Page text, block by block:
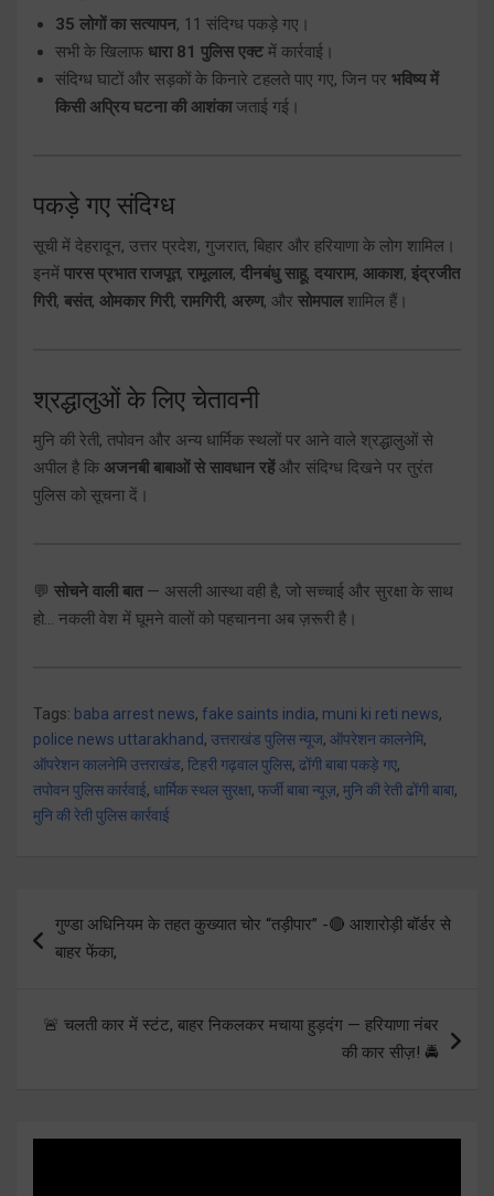
35 लोगों का सत्यापन, 11 संदिग्ध पकड़े गए।
सभी के खिलाफ धारा 81 पुलिस एक्ट में कार्रवाई।
संदिग्ध घाटों और सड़कों के किनारे टहलते पाए गए, जिन पर भविष्य में
किसी अप्रिय घटना की आशंकाजताई गई।
पकड़े गए संदिग्ध
सूची में देहरादून, उत्तर प्रदेश, गुजरात, बिहार और हरियाणा के लोग शामिल।
इनमें पारस प्रभात राजपूत, रामूलाल, दीनबंधु साहू, दयाराम, आकाश, इंद्रजीत
गिरी, बसंत, ओमकार गिरी, रामगिरी, अरुण, और सोमपालशामिल हैं।
श्रद्धालुओं के लिए चेतावनी
मुनि की रेती, तपोवन और अन्य धार्मिक स्थलों पर आने वाले श्रद्धालुओं से
अपील है कि अजनबी बाबाओं से सावधान रहेंऔर संदिग्ध दिखने पर तुरंत
पुलिस को सूचना दें।
💬 सोचने वाली बात— असली आस्था वही है, जो सच्चाई और सुरक्षा के साथ
हो… नकली वेश में घूमने वालों को पहचानना अब ज़रूरी है।
Tags: baba arrest news, fake saints india, muni ki reti news,
police news uttarakhand, उत्तराखंड पुलिस न्यूज, ऑपरेशन कालनेमि,
ऑपरेशन कालनेमि उत्तराखंड, टिहरी गढ़वाल पुलिस, ढोंगी बाबा पकड़े गए,
तपोवन पुलिस कार्रवाई, धार्मिक स्थल सुरक्षा, फर्जी बाबा न्यूज़, मुनि की रेती ढोंगी बाबा,
मुनि की रेती पुलिस कार्रवाई
navigation
गुण्डा अधिनियम के तहत कुख्यात चोर “तड़ीपार” -🔴 आशारोड़ी बॉर्डर से
बाहर फेंका,
🚨 चलती कार में स्टंट, बाहर निकलकर मचाया हुड़दंग — हरियाणा नंबर
की कार सीज़! 🚔